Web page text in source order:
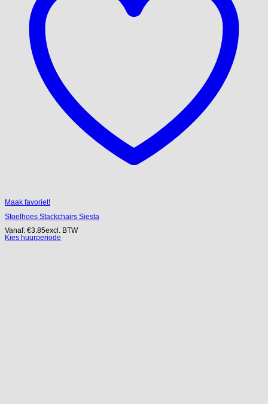
Maak favoriet!
Stoelhoes Stackchairs Siesta
Vanaf: €3.85excl. BTW
Kies huurperiode